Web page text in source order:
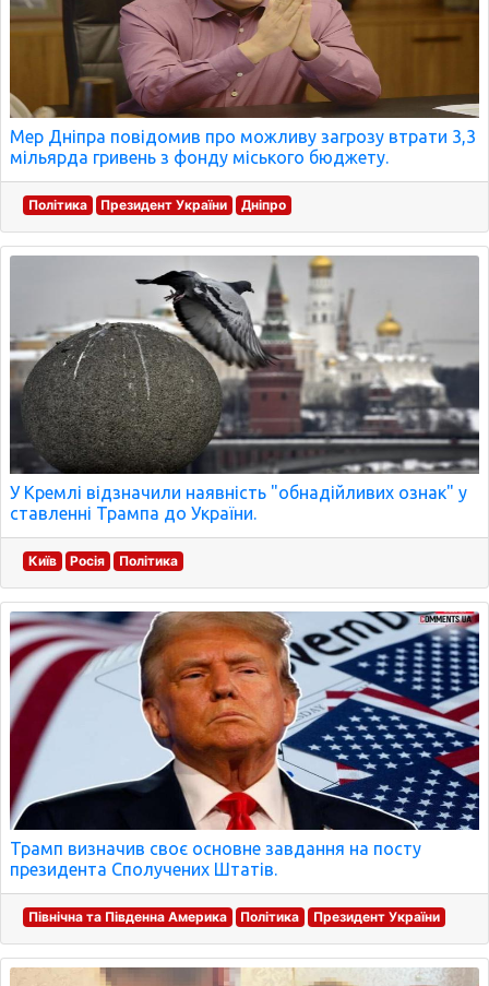
Мер Дніпра повідомив про можливу загрозу втрати 3,3
мільярда гривень з фонду міського бюджету.
Політика Президент України Дніпро
У Кремлі відзначили наявність "обнадійливих ознак" у
ставленні Трампа до України.
Київ Росія Політика
Трамп визначив своє основне завдання на посту
президента Сполучених Штатів.
Північна та Південна Америка Політика Президент України